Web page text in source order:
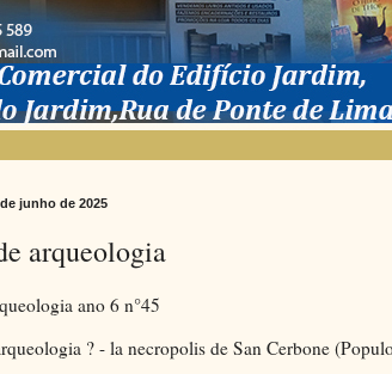
junho de 2025
arqueologia
ano 6 n°45
? - la necropolis de San Cerbone